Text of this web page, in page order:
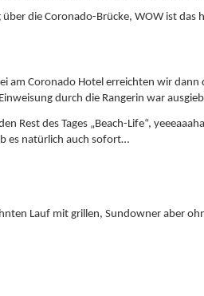
über die Coronado-Brücke, WOW ist
am Coronado Hotel erreichten wir
durch die Rangerin war
Rest des Tages „Beach-Life“,
es natürlich auch sofort…
Lauf mit grillen, Sundowner aber